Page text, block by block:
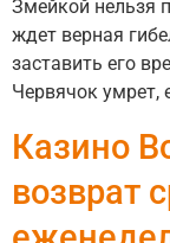
Змейкой нельзя
ждет верная
заставить его
Червячок умрет,
Казино
возврат